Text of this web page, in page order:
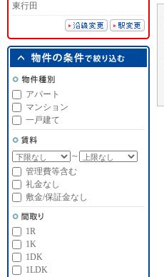
東行田
アパート
マンション
一戸建て
～
管理費等含む
礼金なし
敷金/保証金なし
1R
1K
1DK
1LDK